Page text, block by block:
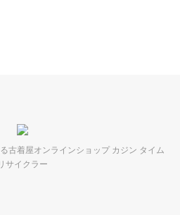
古着屋オンラインショップ カジン タイム
リサイクラー